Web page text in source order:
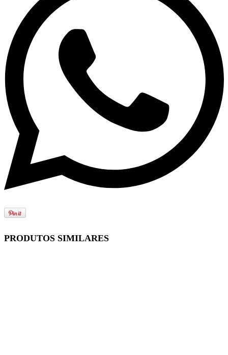
PRODUTOS SIMILARES